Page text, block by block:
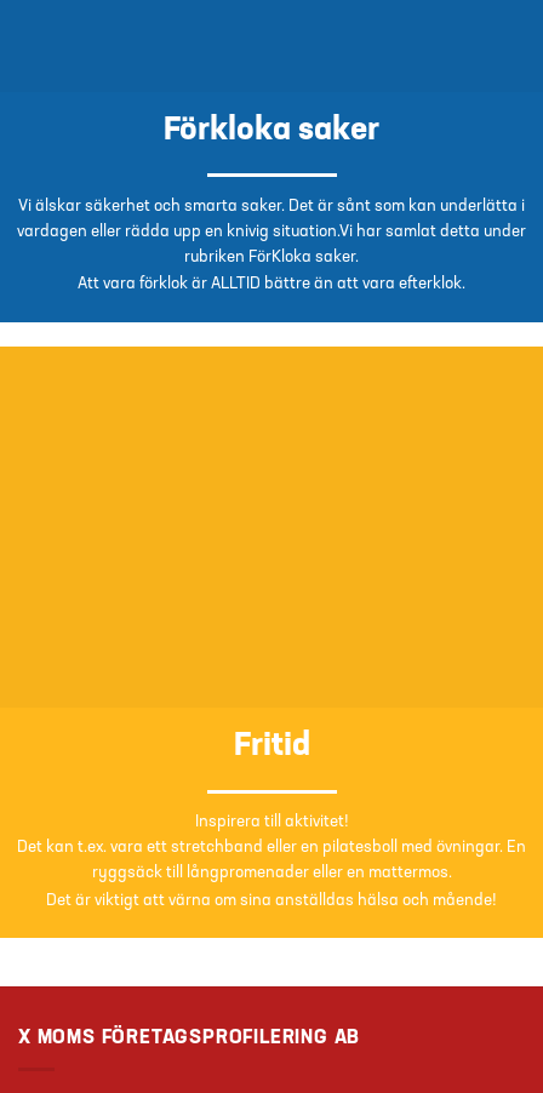
Förkloka saker
Vi älskar säkerhet och smarta saker. Det är sånt som kan underlätta i
vardagen eller rädda upp en knivig situation.Vi har samlat detta under
rubriken FörKloka saker.
Att vara förklok är ALLTID bättre än att vara efterklok.
Fritid
Inspirera till aktivitet!
Det kan t.ex. vara ett stretchband eller en pilatesboll med övningar. En
ryggsäck till långpromenader eller en mattermos.
Det är viktigt att värna om sina anställdas hälsa och mående!
X MOMS FÖRETAGSPROFILERING AB